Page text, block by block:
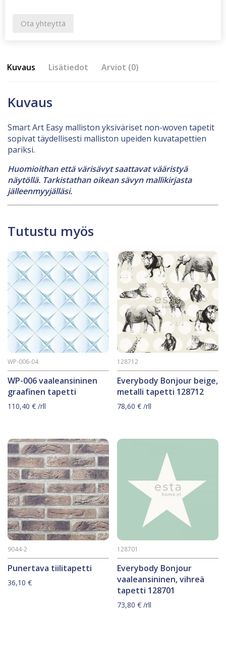
Ota yhteyttä
Kuvaus Lisätiedot Arviot (0)
Kuvaus
Smart Art Easy malliston yksiväriset non-woven tapetit
sopivat täydellisesti malliston upeiden kuvatapettien
pariksi.
Huomioithan että värisävyt saattavat vääristyä
näytöllä. Tarkistathan oikean sävyn mallikirjasta
jälleenmyyjälläsi.
Tutustu myös
WP-006 vaaleansininen
graafinen tapetti
WP-006-04
110,40 € /rll
Everybody Bonjour beige,
metalli tapetti 128712
128712
78,60€ /rll
Punertava tiilitapetti
9044-2
36,10 €
Everybody Bonjour
vaaleansininen, vihreä
tapetti 128701
128701
73,80€ /rll